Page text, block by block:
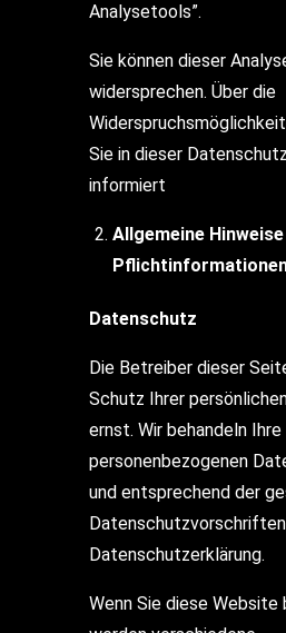
Analysetools”.
Sie können dieser
widersprechen. Über die
Sie in dieser
informiert
Allgemeine
Datenschutz
Die Betreiber dieser
Schutz Ihrer
ernst. Wir behandeln Ihre
personenbezogenen
und entsprechend der
Datenschutzerklärung.
Wenn Sie diese Website